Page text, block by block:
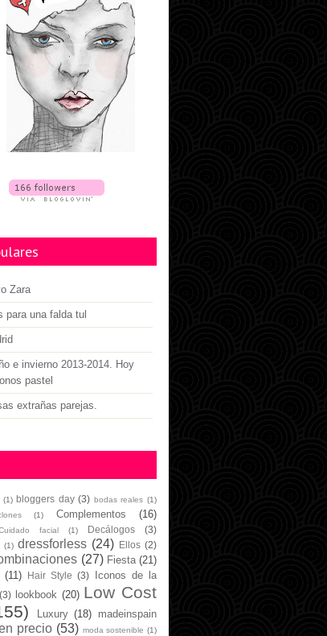
Zara
para una falda tul
e invierno 2013-2014. Hoy
pastel
extrañas parejas.
(1) bloggers day (3) bodas reales (1)
(1) Complementos
(16)
facial (1) Decálogos
(3)
(1) dressforless (24) Ellos (2)
(27) Fiesta (21)
(11) Hair Style (3)
Iconos de la
(3) lookbook (20) Low Cost
Luxury (18) madeinspain
precio (53) moda sostenible (1)